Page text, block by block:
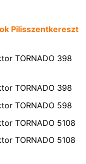
Pilisszentkereszt
TORNADO 398
TORNADO 398
TORNADO 598
TORNADO 5108
TORNADO 5108